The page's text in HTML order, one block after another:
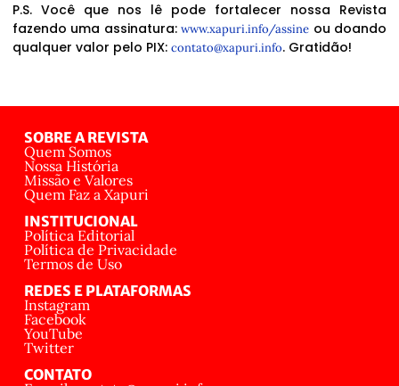
P.S. Você que nos lê pode fortalecer nossa Revista
fazendo uma assinatura:www.xapuri.info/assine ou doando
qualquer valor pelo PIX: contato@xapuri.info. Gratidão!
SOBRE A REVISTA
Quem Somos
Nossa História
Missão e Valores
Quem Faz a Xapuri
INSTITUCIONAL
Política Editorial
Política de Privacidade
Termos de Uso
REDES E PLATAFORMAS
Instagram
Facebook
YouTube
Twitter
CONTATO